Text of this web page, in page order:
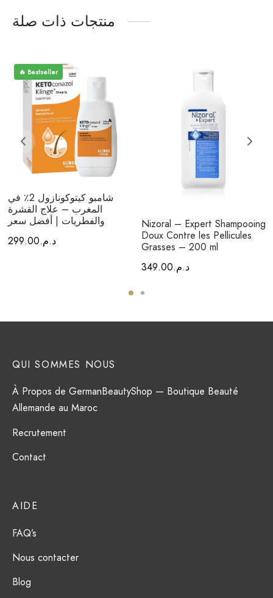
منتجات ذات صلة
🔥 Bestseller
شامبو كيتوكونازول 2٪ في
المغرب – علاج القشرة
والفطريات | أفضل سعر
د.م.299.00
Nizoral – Expert Shampooing
Doux Contre les Pellicules
Grasses – 200 ml
د.م.349.00
AIDE
FAQ’s
Nous contacter
Blog
QUI SOMMES NOUS
À Propos de GermanBeautyShop — Boutique Beauté
Allemande au Maroc
Recrutement
Contact